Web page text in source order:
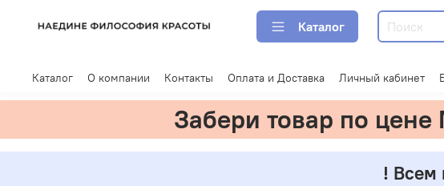
Каталог
Каталог О компании Контакты Оплата и Доставка Личный кабинет
Забери товар по
! Всем